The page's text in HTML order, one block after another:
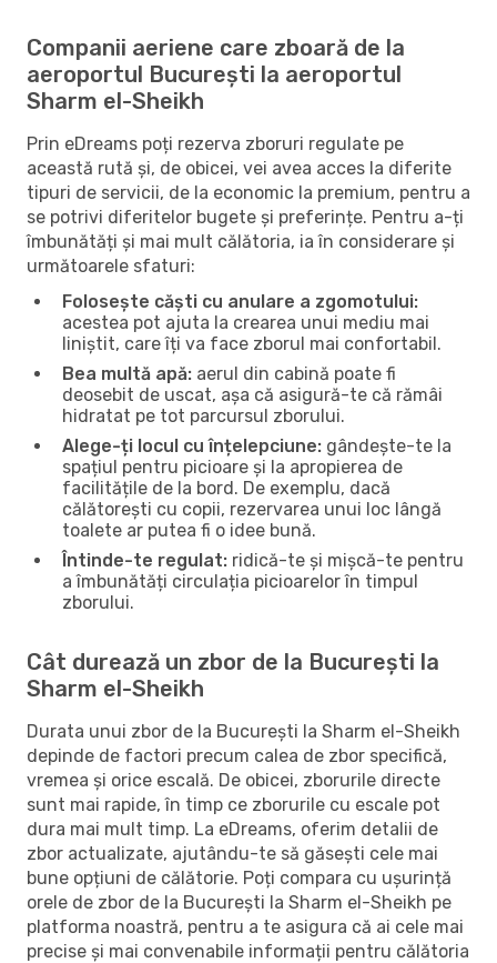
Companii aeriene care zboară de la
aeroportul București la aeroportul
Sharm el-Sheikh
Prin eDreams poți rezerva zboruri regulate pe
această rută și, de obicei, vei avea acces la diferite
tipuri de servicii, de la economic la premium, pentru a
se potrivi diferitelor bugete și preferințe. Pentru a-ți
îmbunătăți și mai mult călătoria, ia în considerare și
următoarele sfaturi:
Folosește căști cu anulare a zgomotului:
acestea pot ajuta la crearea unui mediu mai
liniștit, care îți va face zborul mai confortabil.
Bea multă apă: aerul din cabină poate fi
deosebit de uscat, așa că asigură-te că rămâi
hidratat pe tot parcursul zborului.
Alege-ți locul cu înțelepciune: gândește-te la
spațiul pentru picioare și la apropierea de
facilitățile de la bord. De exemplu, dacă
călătorești cu copii, rezervarea unui loc lângă
toalete ar putea fi o idee bună.
Întinde-te regulat: ridică-te și mișcă-te pentru
a îmbunătăți circulația picioarelor în timpul
zborului.
Cât durează un zbor de la București la
Sharm el-Sheikh
Durata unui zbor de la București la Sharm el-Sheikh
depinde de factori precum calea de zbor specifică,
vremea și orice escală. De obicei, zborurile directe
sunt mai rapide, în timp ce zborurile cu escale pot
dura mai mult timp. La eDreams, oferim detalii de
zbor actualizate, ajutându-te să găsești cele mai
bune opțiuni de călătorie. Poți compara cu ușurință
orele de zbor de la București la Sharm el-Sheikh pe
platforma noastră, pentru a te asigura că ai cele mai
precise și mai convenabile informații pentru călătoria